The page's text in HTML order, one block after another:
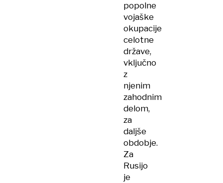
popolne
vojaške
okupacije
celotne
države,
vključno
z
njenim
zahodnim
delom,
za
daljše
obdobje.
Za
Rusijo
je